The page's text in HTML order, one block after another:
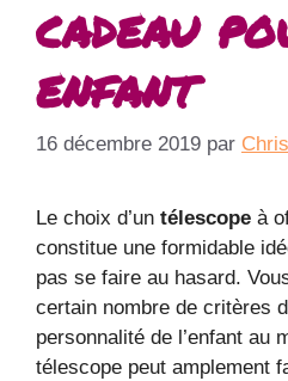
cadeau
enfant
16 décembre 2019 par
Le choix d’un télescope à
constitue une formidable
pas se faire au hasard.
certain nombre de critères
personnalité de l’enfant au
télescope peut amplement